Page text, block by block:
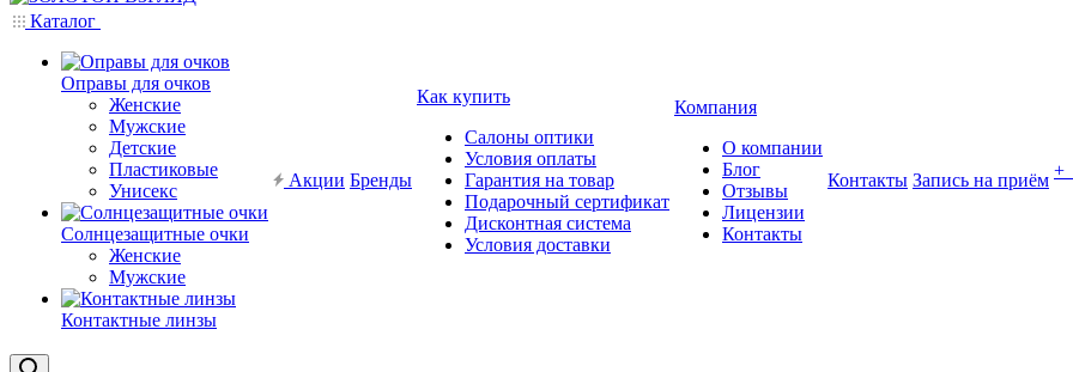
Каталог
Оправы для очков
Женские
Мужские
Детские
Пластиковые
Унисекс
Солнцезащитные очки
Женские
Мужские
Контактные линзы
Акции Бренды
Как купить
Салоны оптики
Условия оплаты
Гарантия на товар
Подарочный сертификат
Дисконтная система
Условия доставки
Компания
О компании
Блог
Отзывы
Лицензии
Контакты
Контакты Запись на приём +